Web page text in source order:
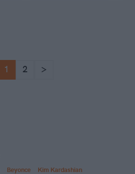
1 2 >
Beyonce
Kim Kardashian